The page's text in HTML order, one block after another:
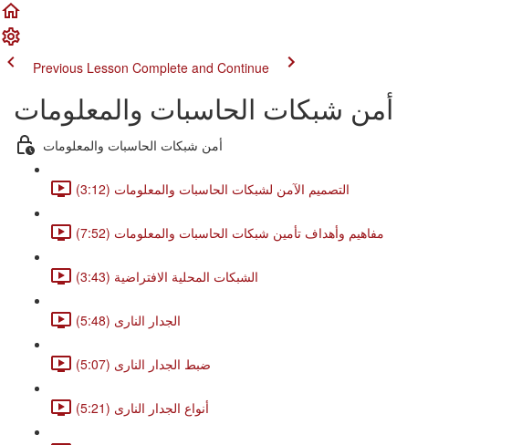
Previous Lesson Complete and Continue
أمن شبكات الحاسبات والمعلومات
أمن شبكات الحاسبات والمعلومات
التصميم الآمن لشبكات الحاسبات والمعلومات (3:12)
مفاهيم وأهداف تأمين شبكات الحاسبات والمعلومات (7:52)
الشبكات المحلية الافتراضية (3:43)
الجدار النارى (5:48)
ضبط الجدار النارى (5:07)
أنواع الجدار النارى (5:21)